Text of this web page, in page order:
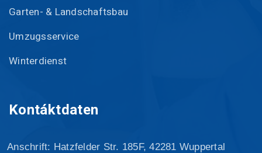
Garten- & Landschaftsbau
Umzugsservice
Winterdienst
Kontáktdaten
Anschrift: Hatzfelder Str. 185F, 42281 Wuppertal